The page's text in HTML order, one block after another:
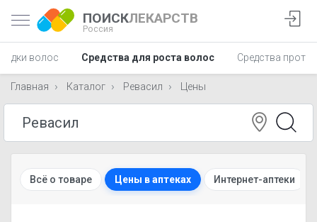
ПОИСКЛЕКАРСТВ
Россия
волос Средства для роста волос Средства
Главная Каталог Ревасил Цены
Всё о товаре Цены в аптеках Интернет-аптеки